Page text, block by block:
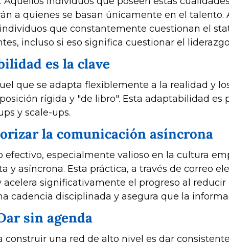
a quienes se basan únicamente en el talento.
que constantemente cuestionan el
incluso si eso significa cuestionar el
es la clave
que se adapta flexiblemente a la realidad y
rígida y "de libro". Esta adaptabilidad
y scale-ups.
la comunicación asíncrona
especialmente valioso en la cultura
y asíncrona. Esta práctica, a través de correo
significativamente el progreso al
cadencia disciplinada y asegura que la
sin agenda
una red de alto nivel es dar